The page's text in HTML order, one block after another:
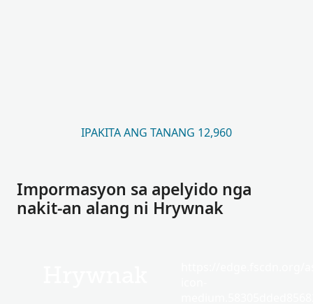
IPAKITA ANG TANANG 12,960
Impormasyon sa apelyido nga
nakit-an alang ni Hrywnak